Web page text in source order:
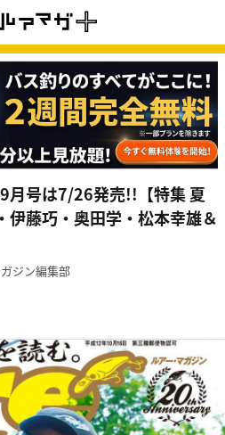
月号は7/26発売!!【特集 夏
伊藤巧・奥田学・松本幸雄＆
ジン編集部